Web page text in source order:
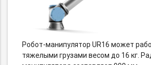
Робот-манипулятор UR16 может
тяжелыми грузами весом до 16 кг.